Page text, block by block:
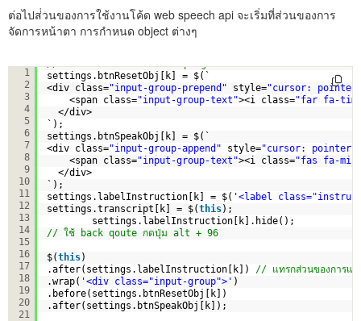
ต่อไปส่่วนของการใช้งานโค้ด web speech api จะเริ่มที่ส่วนของการ
จัดการหน้าตา การกำหนด object ต่างๆ
1
2
3
4
5
6
7
8
9
10
11
12
13
14
15
16
17
18
19
20
21
settings.btnResetObj[k] = $(`
<div class="input-group-prepend" style="cursor:
<span class="input-group-text"><i class="far fa-
</div>
`);
settings.btnSpeakObj[k] = $(`
<div class="input-group-append" style="cursor: pointer"
<span class="input-group-text"><i class="fas fa-
</div>
`);
settings.labelInstruction[k] = $( '<label
settings.transcript[k] = $(this);
// ใช้ back qoute กดปุ่ม alt + 96
$(this)
.after(settings.labelInstruction[k]) // แทรกส่วนของการแส
.wrap( '<div class="input-group">' )
.before(settings.btnResetObj[k])
.after(settings.btnSpeakObj[k]);